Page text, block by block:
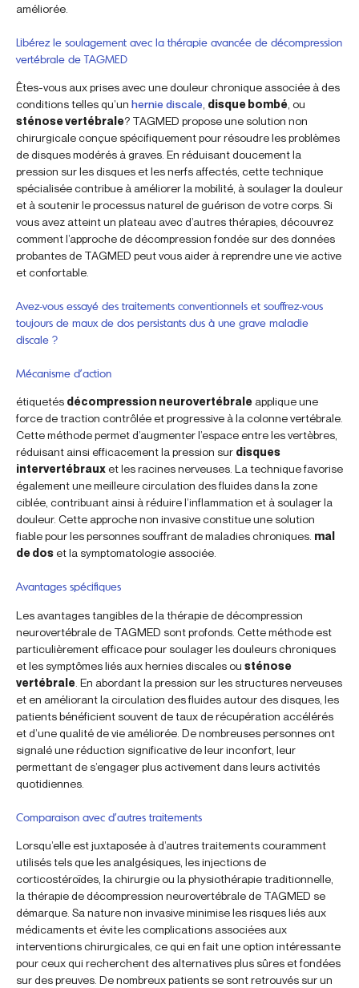
améliorée.
Libérez le soulagement avec la thérapie avancée de décompression
vertébrale de TAGMED
Êtes-vous aux prises avec une douleur chronique associée à des
conditions telles qu’un hernie discale disque bombé , ou
sténose vertébrale? TAGMED propose une solution non
chirurgicale conçue spécifiquement pour résoudre les problèmes
de disques modérés à graves. En réduisant doucement la
pression sur les disques et les nerfs affectés, cette technique
spécialisée contribue à améliorer la mobilité, à soulager la douleur
et à soutenir le processus naturel de guérison de votre corps. Si
vous avez atteint un plateau avec d’autres thérapies, découvrez
comment l’approche de décompression fondée sur des données
probantes de TAGMED peut vous aider à reprendre une vie active
et confortable.
Avez-vous essayé des traitements conventionnels et souffrez-vous
toujours de maux de dos persistants dus à une grave maladie
discale ?
Mécanisme d’action
étiquetés décompression neurovertébrale applique une
force de traction contrôlée et progressive à la colonne vertébrale.
Cette méthode permet d’augmenter l’espace entre les vertèbres,
réduisant ainsi efficacement la pression sur disques
intervertébrauxet les racines nerveuses. La technique favorise
également une meilleure circulation des fluides dans la zone
ciblée, contribuant ainsi à réduire l’inflammation et à soulager la
douleur. Cette approche non invasive constitue une solution
fiable pour les personnes souffrant de maladies chroniques. mal
de doset la symptomatologie associée.
Avantages spécifiques
Les avantages tangibles de la thérapie de décompression
neurovertébrale de TAGMED sont profonds. Cette méthode est
particulièrement efficace pour soulager les douleurs chroniques
et les symptômes liés aux hernies discales ou sténose
vertébrale . En abordant la pression sur les structures nerveuses
et en améliorant la circulation des fluides autour des disques, les
patients bénéficient souvent de taux de récupération accélérés
et d’une qualité de vie améliorée. De nombreuses personnes ont
signalé une réduction significative de leur inconfort, leur
permettant de s’engager plus activement dans leurs activités
quotidiennes.
Comparaison avec d’autres traitements
Lorsqu’elle est juxtaposée à d’autres traitements couramment
utilisés tels que les analgésiques, les injections de
corticostéroïdes, la chirurgie ou la physiothérapie traditionnelle,
la thérapie de décompression neurovertébrale de TAGMED se
démarque. Sa nature non invasive minimise les risques liés aux
médicaments et évite les complications associées aux
interventions chirurgicales, ce qui en fait une option intéressante
pour ceux qui recherchent des alternatives plus sûres et fondées
sur des preuves. De nombreux patients se sont retrouvés sur un